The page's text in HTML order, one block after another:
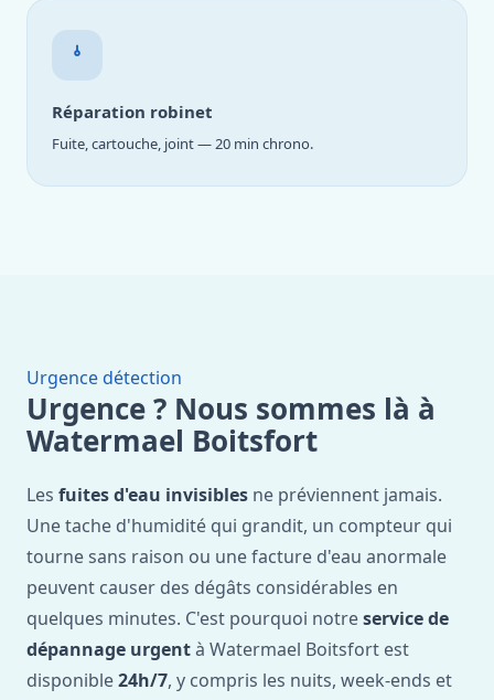
Réparation robinet
Fuite, cartouche, joint — 20 min chrono.
Urgence détection
Urgence ? Nous sommes là à
Watermael Boitsfort
Les fuites d'eau invisibles ne préviennent jamais.
Une tache d'humidité qui grandit, un compteur qui
tourne sans raison ou une facture d'eau anormale
peuvent causer des dégâts considérables en
quelques minutes. C'est pourquoi notreservice de
dépannage urgentà Watermael Boitsfort est
disponible24h/7, y compris les nuits, week-ends et